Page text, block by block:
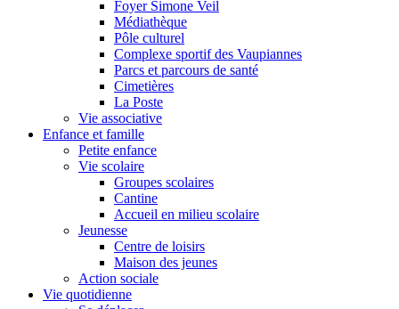
Foyer Simone Veil
Médiathèque
Pôle culturel
Complexe sportif des Vaupiannes
Parcs et parcours de santé
Cimetières
La Poste
Vie associative
Enfance et famille
Petite enfance
Vie scolaire
Groupes scolaires
Cantine
Accueil en milieu scolaire
Jeunesse
Centre de loisirs
Maison des jeunes
Action sociale
Vie quotidienne